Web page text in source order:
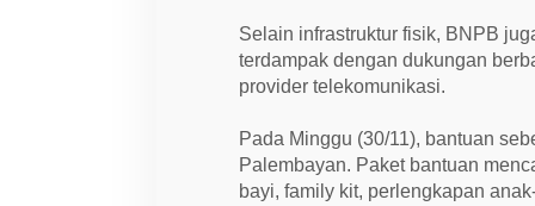
Selain infrastruktur fisik, BNPB
terdampak dengan dukungan
provider telekomunikasi.
Pada Minggu (30/11), bantuan
Palembayan. Paket bantuan
bayi, family kit, perlengkapan